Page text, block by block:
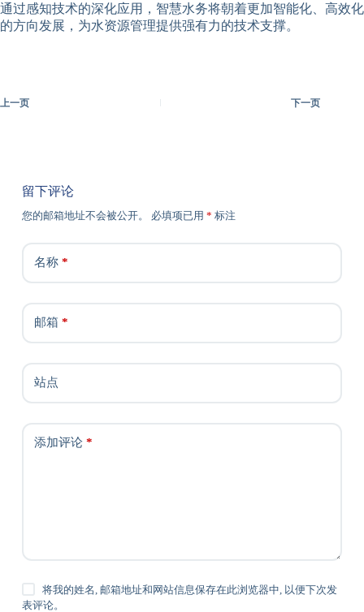
通过感知技术的深化应用，智慧水务将朝着更加智能化、高效化
的方向发展，为水资源管理提供强有力的技术支撑。
上一页 下一页
留下评论
您的邮箱地址不会被公开。 必填项已用 * 标注
名称*
邮箱 *
站点
添加评论*
将我的姓名, 邮箱地址和网站信息保存在此浏览器中, 以便下次发
表评论。